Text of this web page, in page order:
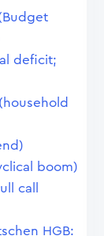
deficit;
boom)
call
HGB: